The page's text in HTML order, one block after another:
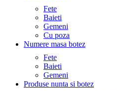
Fete
Baieti
Gemeni
Cu poza
Numere masa botez
Fete
Baieti
Gemeni
Produse nunta si botez